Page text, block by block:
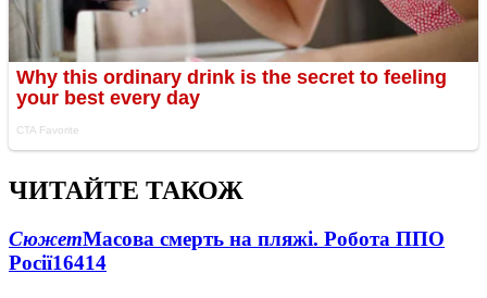
ЧИТАЙТЕ ТАКОЖ
СюжетМасова смерть на пляжі. Робота ППО
Росії16414